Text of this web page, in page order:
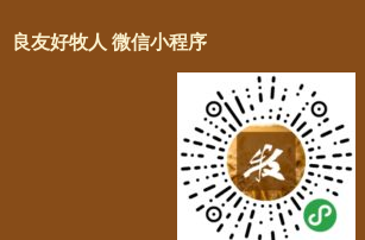
良友好牧人 微信小程序